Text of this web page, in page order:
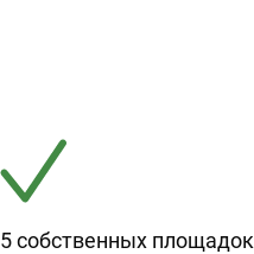
5 собственных